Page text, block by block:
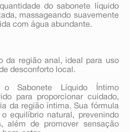
do sabonete líquido
massageando suavemente
com água abundante.
da região anal, ideal para uso
desconforto local.
o Sabonete Líquido Íntimo
para proporcionar cuidado,
da região íntima. Sua fórmula
equilíbrio natural, prevenindo
além de promover sensação